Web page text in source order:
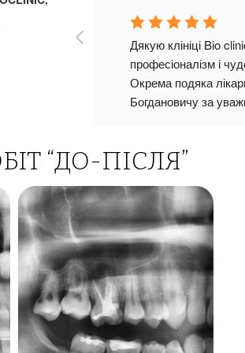
Користуюсь послугами
рік. Завжди дуже приємні
готові обслуговувати
перед лікування, та все
багатьох препаратів та
завжди проходило
уважно та дбайливо.
Горбанюк Ірина прибрала
зуба, коли інші
,впродовж 2х років,
видалити здоровий нерв.
“ДО-ПІСЛЯ”